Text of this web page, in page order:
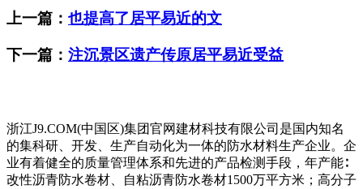
上一篇： 也提高了居平易近的文
下一篇： 注沉景区遗产传原居平易近受益
浙江J9.COM(中国区)集团官网建材科技有限公司是国内知名
的集科研、开发、生产自动化为一体的防水材料生产企业。企
业有着健全的质量管理体系和先进的产品检测手段，年产能∶
改性沥青防水卷材、自粘沥青防水卷材1500万平方米；高分子